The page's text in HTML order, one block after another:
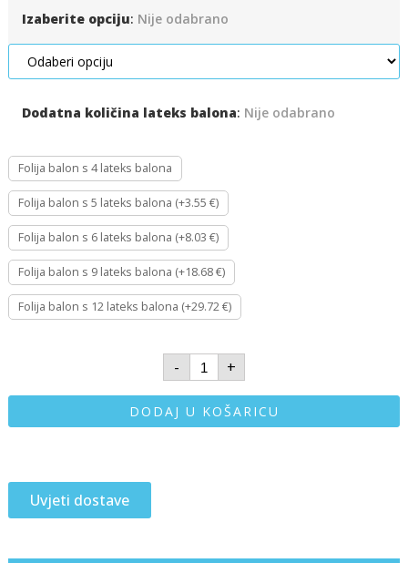
Izaberite opciju: Nije odabrano
Dodatna količina lateks balona: Nije odabrano
Folija balon s 4 lateks balona
Folija balon s 5 lateks balona (+3.55 €)
Folija balon s 6 lateks balona (+8.03 €)
Folija balon s 9 lateks balona (+18.68 €)
Folija balon s 12 lateks balona (+29.72 €)
- +
DODAJ U KOŠARICU
Uvjeti dostave